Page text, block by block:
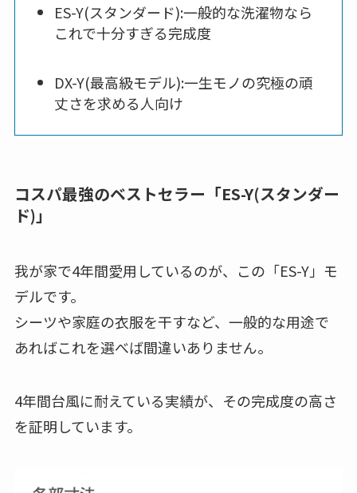
ES-Y(スタンダード):一般的な洗濯物なら
これで十分すぎる完成度
DX-Y(最高級モデル):一生モノの究極の頑
丈さを求める人向け
コスパ最強のベストセラー「ES-Y(スタンダー
ド)」
我が家で4年間愛用しているのが、この「ES-Y」モ
デルです。
シーツや家庭の衣服を干すなど、一般的な用途で
あればこれを選べば間違いありません。
4年間台風に耐えている実績が、その完成度の高さ
を証明しています。